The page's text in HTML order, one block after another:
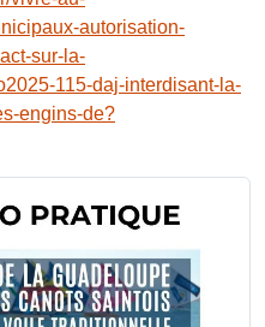
autorisation-
sur-la-
115-daj-interdisant-la-
engins-de?